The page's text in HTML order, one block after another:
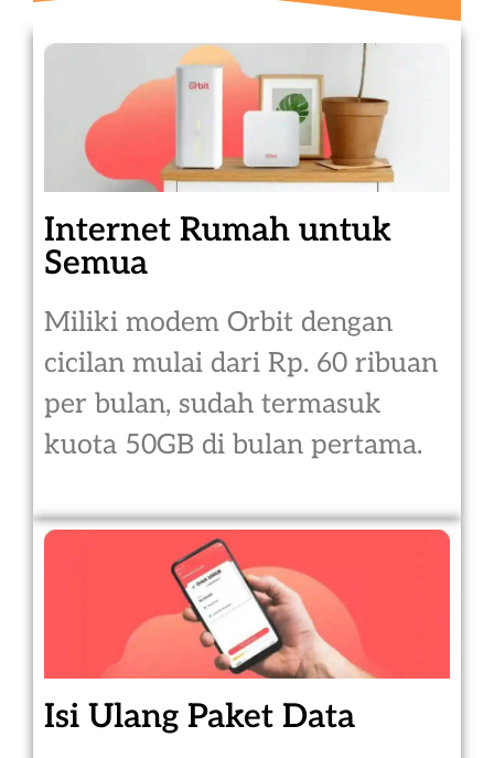
Internet Rumah untuk
Semua
Miliki modem Orbit dengan
cicilan mulai dari Rp. 60 ribuan
per bulan, sudah termasuk
kuota 50GB di bulan pertama.
Isi Ulang Paket Data